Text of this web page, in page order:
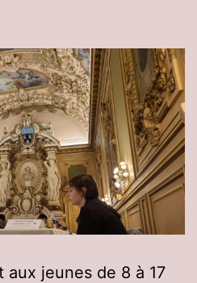
jeunes de 8 à 17